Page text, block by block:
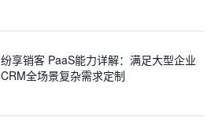
纷享销客 PaaS能力详解：满足大型企业
CRM全场景复杂需求定制